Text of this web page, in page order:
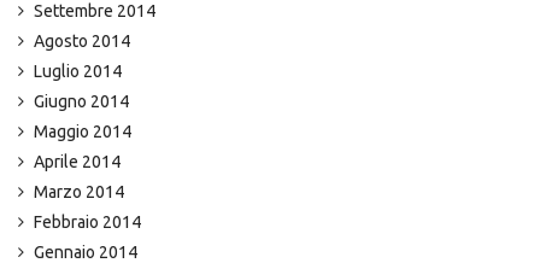
Settembre 2014
Agosto 2014
Luglio 2014
Giugno 2014
Maggio 2014
Aprile 2014
Marzo 2014
Febbraio 2014
Gennaio 2014